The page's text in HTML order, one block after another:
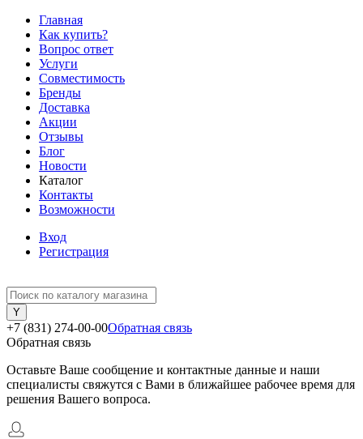
Главная
Как купить?
Вопрос ответ
Услуги
Совместимость
Бренды
Доставка
Акции
Отзывы
Блог
Новости
Каталог
Контакты
Возможности
Вход
Регистрация
+7 (831) 274-00-00Обратная связь
Обратная связь
Оставьте Ваше сообщение и контактные данные и наши
специалисты свяжутся с Вами в ближайшее рабочее время для
решения Вашего вопроса.